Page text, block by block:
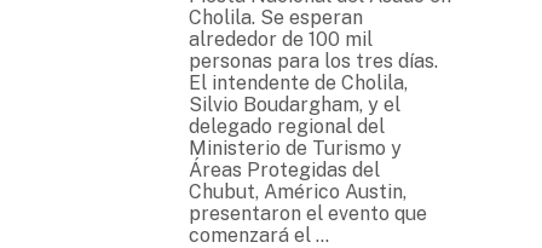
Cholila. Se esperan
alrededor de 100 mil
personas para los tres días.
El intendente de Cholila,
Silvio Boudargham, y el
delegado regional del
Ministerio de Turismo y
Áreas Protegidas del
Chubut, Américo Austin,
presentaron el evento que
comenzará el